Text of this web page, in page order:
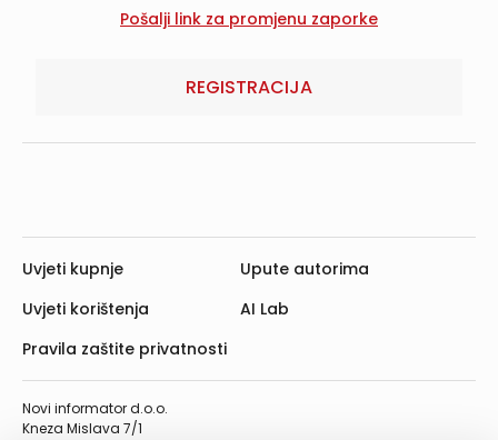
REGISTRACIJA
Novi informator d.o.o.
Kneza Mislava 7/1
Uvjeti kupnje
Uvjeti korištenja
Pravila zaštite privatnosti
Upute autorima
AI Lab